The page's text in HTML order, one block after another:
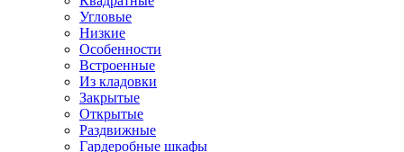
Угловые
Низкие
Особенности
Встроенные
Из кладовки
Закрытые
Открытые
Раздвижные
Гардеробные шкафы